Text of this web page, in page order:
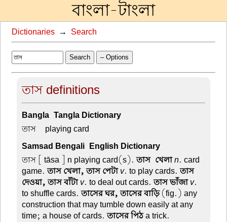
বাংলা-টাংলা
Dictionaries → Search
Search – Options
তাস definitions
Bangla-Tangla Dictionary
তাস – playing card
Samsad Bengali-English Dictionary
তাস [ tāsa ] n playing card(s).তাস-খেলাn. card
game.তাস খেলা, তাস পেটা v. to play cards.তাস
দেওয়া, তাস বাঁটা v. to deal out cards.তাস ভাঁজা v.
to shuffle cards.তাসের ঘর, তাসের বাড়ি(fig.) any
construction that may tumble down easily at any
time; a house of cards.তাসের পিঠa trick.